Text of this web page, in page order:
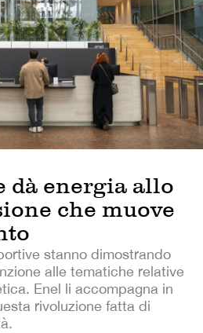
dà energia allo
che muove
stanno dimostrando
alle tematiche relative
Enel li accompagna in
rivoluzione fatta di